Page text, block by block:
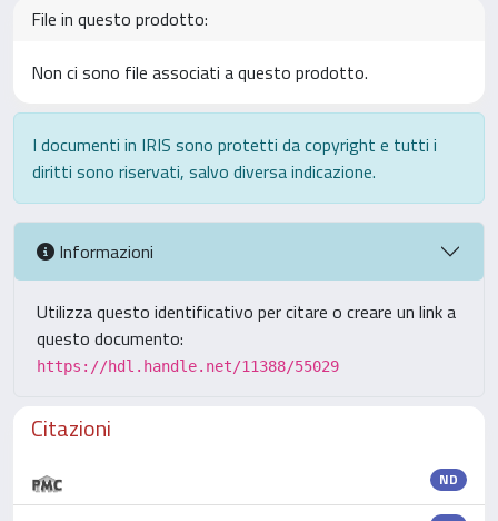
File in questo prodotto:
Non ci sono file associati a questo prodotto.
I documenti in IRIS sono protetti da copyright e tutti i
diritti sono riservati, salvo diversa indicazione.
Informazioni
Utilizza questo identificativo per citare o creare un link a
questo documento:
https://hdl.handle.net/11388/55029
Citazioni
ND